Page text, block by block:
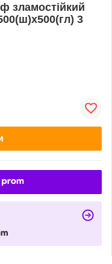
зламостійкий
3